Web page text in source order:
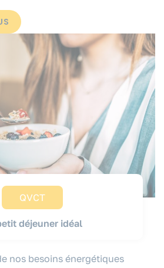
QVCT
déjeuner idéal
nos besoins énergétiques